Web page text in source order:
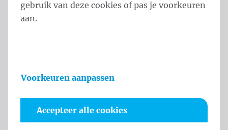
Productinformatie
gebruik van deze cookies of pas je voorkeuren
aan.
Voorkeuren aanpassen
Accepteer alle cookies